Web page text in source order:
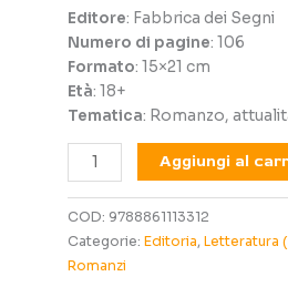
Editore: Fabbrica dei Segni
Numero di pagine: 106
Formato: 15×21 cm
Età: 18+
Tematica: Romanzo,
Ragazza
In
Bicicletta
|
Finché
Aggiungi al
COD: 9788861113312
Categorie: Editoria, Letteratura
Romanzi